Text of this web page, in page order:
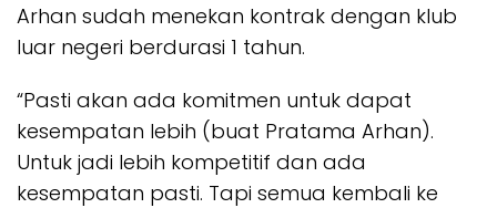
Arhan sudah menekan kontrak dengan klub
luar negeri berdurasi 1 tahun.
“Pasti akan ada komitmen untuk dapat
kesempatan lebih (buat Pratama Arhan).
Untuk jadi lebih kompetitif dan ada
kesempatan pasti. Tapi semua kembali ke